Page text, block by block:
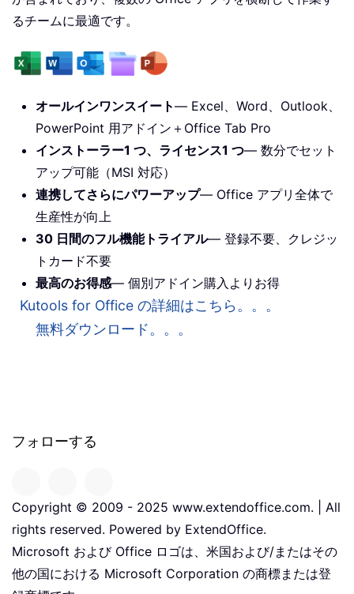
るチームに最適です。
オールインワンスイート— Excel、Word、Outlook、
PowerPoint 用アドイン＋Office Tab Pro
インストーラー1 つ、ライセンス1 つ— 数分でセット
アップ可能（MSI 対応）
連携してさらにパワーアップ— Office アプリ全体で
生産性が向上
30 日間のフル機能トライアル— 登録不要、クレジッ
トカード不要
最高のお得感— 個別アドイン購入よりお得
Kutools for Office の詳細はこちら。。。
無料ダウンロード。。。
フォローする
Copyright © 2009 - 2025 www.extendoffice.com. | All
rights reserved. Powered by ExtendOffice.
Microsoft および Office ロゴは、米国および/またはその
他の国における Microsoft Corporation の商標または登